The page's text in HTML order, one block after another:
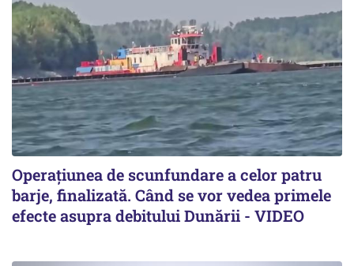
Operațiunea de scunfundare a celor patru
barje, finalizată. Când se vor vedea primele
efecte asupra debitului Dunării - VIDEO